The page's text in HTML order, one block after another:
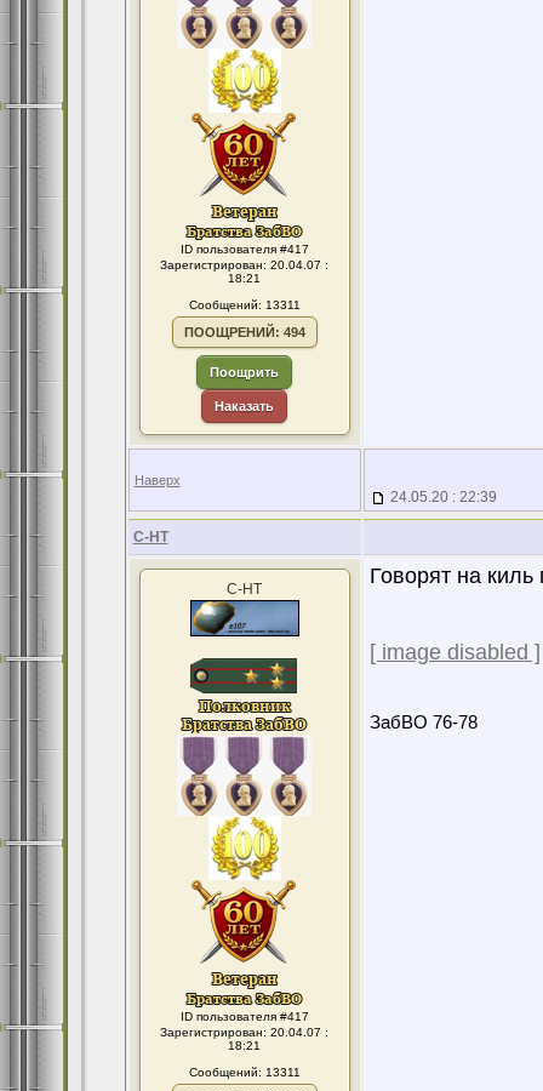
ID пользователя #417
Зарегистрирован: 20.04.07 :
18:21
Сообщений: 13311
ПООЩРЕНИЙ: 494
Поощрить
Наказать
Наверх
24.05.20 : 22:39
С-НТ
С-НТ
ID пользователя #417
Зарегистрирован: 20.04.07 :
18:21
Сообщений: 13311
Говорят на киль
[ image disabled ]
ЗабВО 76-78